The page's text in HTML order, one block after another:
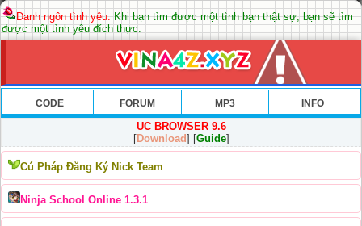
Danh ngôn tình yêu:Khi bạn tìm được một tình bạn thật sự, bạn sẽ tìm
được một tình yêu đích thực.
CODE FORUM MP3 INFO
UC BROWSER 9.6
[Download] [Guide]
Cú Pháp Đăng Ký Nick Team
Ninja School Online 1.3.1